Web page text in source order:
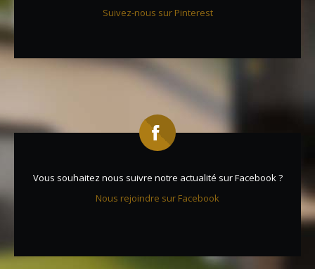
Suivez-nous sur Pinterest
Vous souhaitez nous suivre notre actualité sur Facebook ?
Nous rejoindre sur Facebook